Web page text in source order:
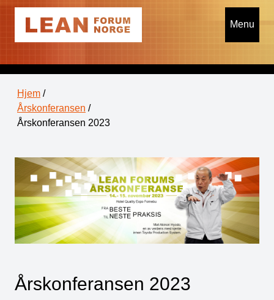
Menu
Hjem /
Årskonferansen /
Årskonferansen 2023
Årskonferansen 2023